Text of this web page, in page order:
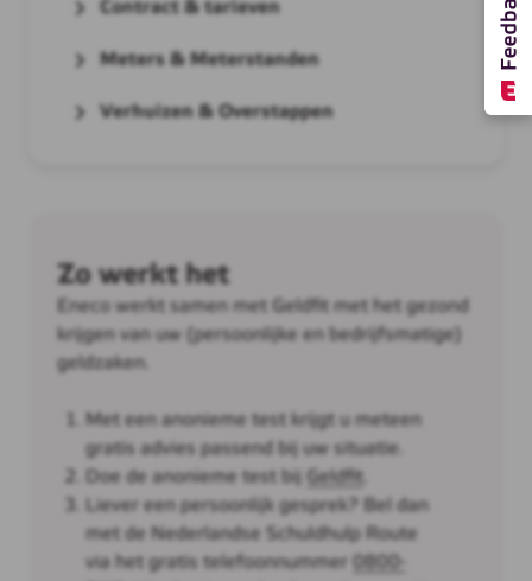
Contract & tarieven
Meters & Meterstanden
Verhuizen & Overstappen
Zo werkt het
Eneco werkt samen met Geldfit met het gezond
krijgen van uw (persoonlijke en bedrijfsmatige)
geldzaken.
Met een anonieme test krijgt u meteen
gratis advies passend bij uw situatie.
Doe de anonieme test bij
Geldfit
Liever een persoonlijk gesprek? Bel dan
met de Nederlandse Schuldhulp Route
via het gratis telefoonnummer